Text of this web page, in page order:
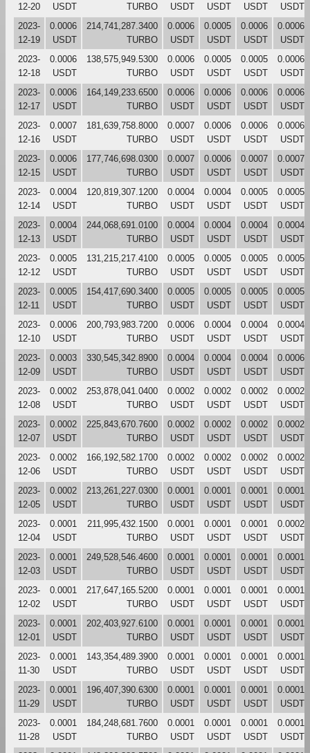
12-20
USDT
TURBO
USDT
USDT
USDT
USDT
2023-
12-19
0.0006
USDT
214,741,287.3400
TURBO
0.0006
USDT
0.0005
USDT
0.0006
USDT
0.0006
USDT
2023-
12-18
0.0006
USDT
138,575,949.5300
TURBO
0.0006
USDT
0.0005
USDT
0.0005
USDT
0.0006
USDT
2023-
12-17
0.0006
USDT
164,149,233.6500
TURBO
0.0006
USDT
0.0006
USDT
0.0006
USDT
0.0006
USDT
2023-
12-16
0.0007
USDT
181,639,758.8000
TURBO
0.0007
USDT
0.0006
USDT
0.0006
USDT
0.0006
USDT
2023-
12-15
0.0006
USDT
177,746,698.0300
TURBO
0.0007
USDT
0.0006
USDT
0.0007
USDT
0.0007
USDT
2023-
12-14
0.0004
USDT
120,819,307.1200
TURBO
0.0004
USDT
0.0004
USDT
0.0005
USDT
0.0005
USDT
2023-
12-13
0.0004
USDT
244,068,691.0100
TURBO
0.0004
USDT
0.0004
USDT
0.0004
USDT
0.0004
USDT
2023-
12-12
0.0005
USDT
131,215,217.4100
TURBO
0.0005
USDT
0.0005
USDT
0.0005
USDT
0.0005
USDT
2023-
12-11
0.0005
USDT
154,417,690.3400
TURBO
0.0005
USDT
0.0005
USDT
0.0005
USDT
0.0005
USDT
2023-
12-10
0.0006
USDT
200,793,983.7200
TURBO
0.0006
USDT
0.0004
USDT
0.0004
USDT
0.0004
USDT
2023-
12-09
0.0003
USDT
330,545,342.8900
TURBO
0.0004
USDT
0.0004
USDT
0.0004
USDT
0.0006
USDT
2023-
12-08
0.0002
USDT
253,878,041.0400
TURBO
0.0002
USDT
0.0002
USDT
0.0002
USDT
0.0002
USDT
2023-
12-07
0.0002
USDT
225,843,670.7600
TURBO
0.0002
USDT
0.0002
USDT
0.0002
USDT
0.0002
USDT
2023-
12-06
0.0002
USDT
166,192,582.1700
TURBO
0.0002
USDT
0.0002
USDT
0.0002
USDT
0.0002
USDT
2023-
12-05
0.0002
USDT
213,261,227.0300
TURBO
0.0001
USDT
0.0001
USDT
0.0001
USDT
0.0001
USDT
2023-
12-04
0.0001
USDT
211,995,432.1500
TURBO
0.0001
USDT
0.0001
USDT
0.0001
USDT
0.0002
USDT
2023-
12-03
0.0001
USDT
249,528,546.4600
TURBO
0.0001
USDT
0.0001
USDT
0.0001
USDT
0.0001
USDT
2023-
12-02
0.0001
USDT
217,647,165.5200
TURBO
0.0001
USDT
0.0001
USDT
0.0001
USDT
0.0001
USDT
2023-
12-01
0.0001
USDT
202,403,927.6100
TURBO
0.0001
USDT
0.0001
USDT
0.0001
USDT
0.0001
USDT
2023-
11-30
0.0001
USDT
143,354,489.3900
TURBO
0.0001
USDT
0.0001
USDT
0.0001
USDT
0.0001
USDT
2023-
11-29
0.0001
USDT
196,407,390.6300
TURBO
0.0001
USDT
0.0001
USDT
0.0001
USDT
0.0001
USDT
2023-
11-28
0.0001
USDT
184,248,681.7600
TURBO
0.0001
USDT
0.0001
USDT
0.0001
USDT
0.0001
USDT